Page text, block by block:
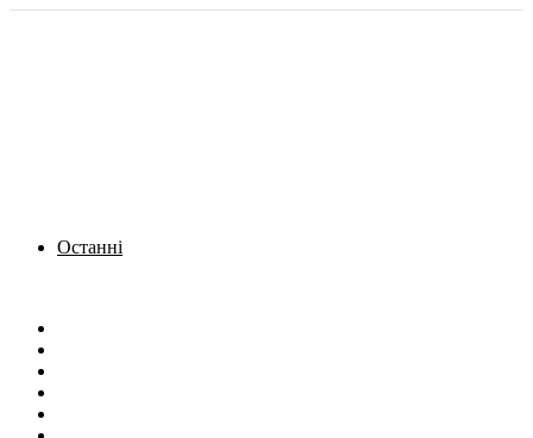
Останні